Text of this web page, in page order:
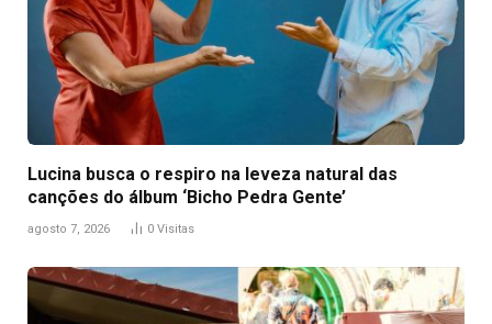
Lucina busca o respiro na leveza natural das
canções do álbum ‘Bicho Pedra Gente’
agosto 7, 2026 0 Visitas